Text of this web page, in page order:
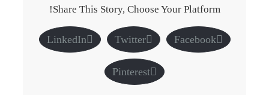
Share This Story, Choose Your Platform!
Facebook
Twitter
LinkedIn
Pinterest